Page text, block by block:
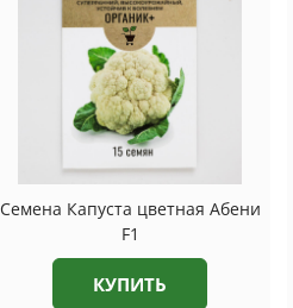
Семена Капуста цветная Абени
F1
КУПИТЬ